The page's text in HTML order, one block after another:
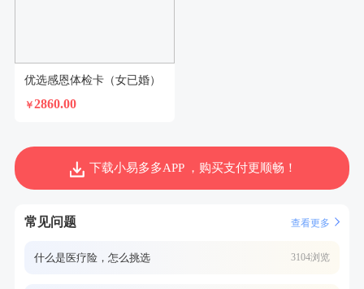
优选感恩体检卡（女已婚）
￥2860.00
下载小易多多APP ，购买支付更顺畅！
常见问题 查看更多
什么是医疗险，怎么挑选 3104浏览